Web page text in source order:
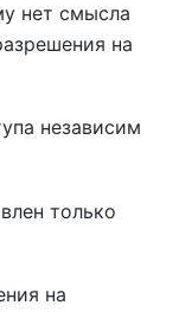
нет смысла
на
независим
только
на